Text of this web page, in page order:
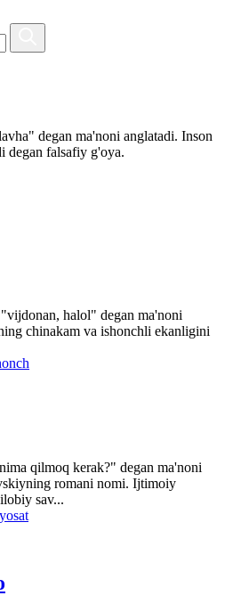
degan ma'noni anglatadi. Inson
degan falsafiy g'oya.
halol" degan ma'noni
chinakam va ishonchli ekanligini
qilmoq kerak?" degan ma'noni
romani nomi. Ijtimoiy
sav...